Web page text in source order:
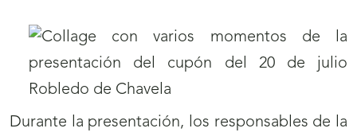
Durante la presentación, los responsables de la